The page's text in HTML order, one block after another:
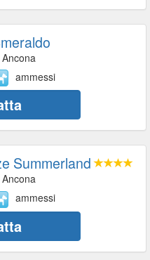
ammessi
Summerland
ammessi